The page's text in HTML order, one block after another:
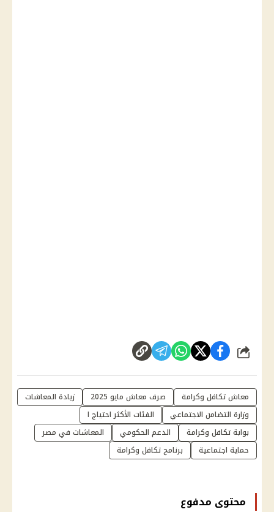
شارك
معاش تكافل وكرامة صرف معاش مايو 2025
زيادة المعاشات
وزارة التضامن الاجتماعي
الفئات الأكثر احتياج ا
بوابة تكافل وكرامة
الدعم الحكومي
المعاشات في مصر
حماية اجتماعية
برنامج تكافل وكرامة
محتوى مدفوع